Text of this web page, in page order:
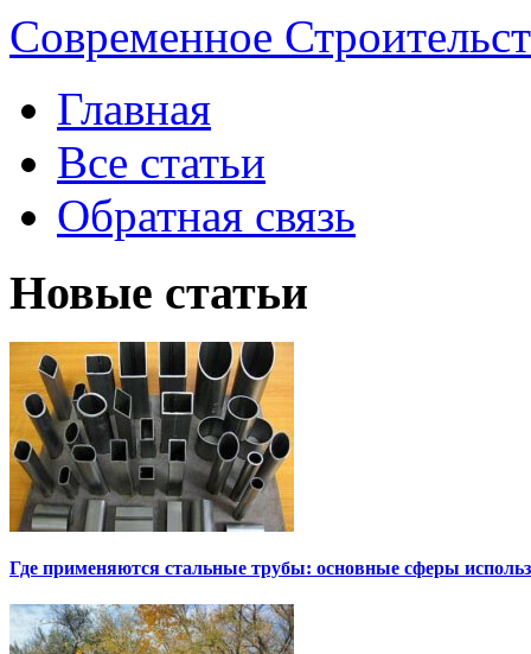
Современное
Главная
Все статьи
Обратная связь
Новые статьи
Где применяются стальные трубы: основные сферы